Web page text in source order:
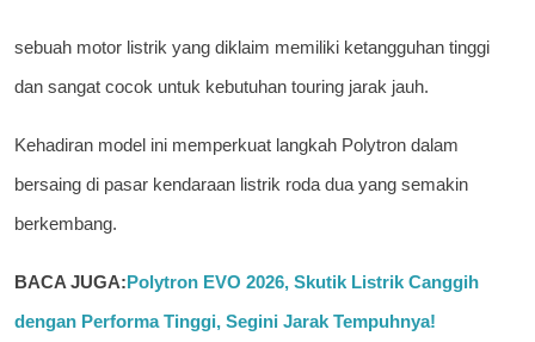
sebuah motor listrik yang diklaim memiliki ketangguhan tinggi
dan sangat cocok untuk kebutuhan touring jarak jauh.
Kehadiran model ini memperkuat langkah Polytron dalam
bersaing di pasar kendaraan listrik roda dua yang semakin
berkembang.
BACA JUGA:Polytron EVO 2026, Skutik Listrik Canggih
dengan Performa Tinggi, Segini Jarak Tempuhnya!